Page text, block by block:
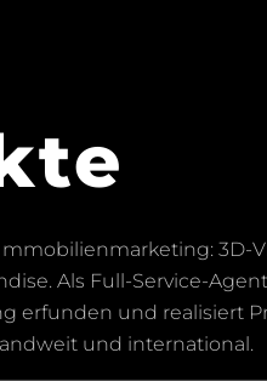
3D-
Als Full-Service-
erfunden und realisiert
und international.